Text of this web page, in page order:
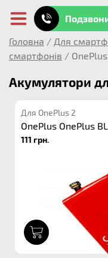
Головна / Для
смартфонів / OnePlus
Акумулятори
Для OnePlus 2
OnePlus OnePlus
111 грн.